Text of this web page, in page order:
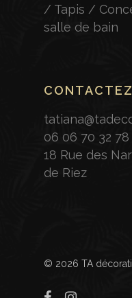
/ Tapis /
salle de bain
06 06 70 32 78
18 Rue des
de Riez
© 2026 TA
facebookinstagram